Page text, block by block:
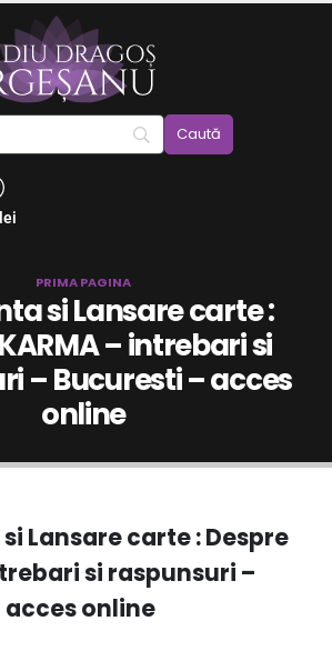
lei
PRIMA PAGINA
si Lansare carte :
– intrebari si
– Bucuresti – acces
online
Lansare carte : Despre
si raspunsuri –
acces online